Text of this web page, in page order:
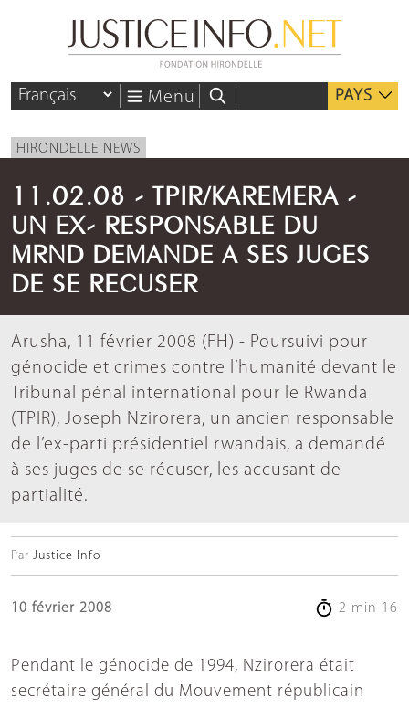
Menu PAYS
HIRONDELLE NEWS
11.02.08 - TPIR/KAREMERA -
UN EX- RESPONSABLE DU
MRND DEMANDE A SES JUGES
DE SE RECUSER
Arusha, 11 février 2008 (FH) - Poursuivi pour
génocide et crimes contre l’humanité devant le
Tribunal pénal international pour le Rwanda
(TPIR), Joseph Nzirorera, un ancien responsable
de l’ex-parti présidentiel rwandais, a demandé
à ses juges de se récuser, les accusant de
partialité.
Par Justice Info
10 février 2008 2 min 16
Pendant le génocide de 1994, Nzirorera était
secrétaire général du Mouvement républicain